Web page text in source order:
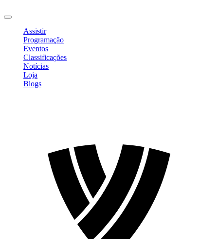
Assistir
Programação
Eventos
Classificações
Notícias
Loja
Blogs